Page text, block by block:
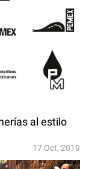
al estilo
17 Oct, 2019